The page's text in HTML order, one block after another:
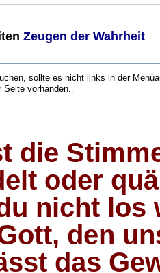
Zeugen der Wahrheit
sollte es nicht links in der
vorhanden.
die
oder
nicht los
den
das